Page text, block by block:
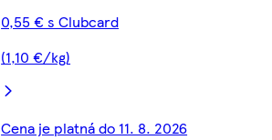
0,55 € s Clubcard
(1,10 €/kg)
Cena je platná do 11. 8. 2026